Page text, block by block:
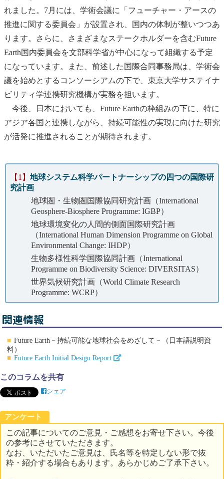
れました。7月には、学術会議に「フューチャー・アースの
推進に関する委員会」が設置され、国内の体制が整いつつあ
ります。さらに、さまざまなステークホルダーを含むFuture
Earth国内委員会を文部科学省が中心になって組織する予定
になっています。また、前述した国際合同事務局は、学術会
議を始めとするコンソーシアムの下で、東京大学サステイナ
ビリティ学連携研究機構が実務を担います。
今後、日本においても、Future Earthの枠組みの下に、特に
アジア各国と連携しながら、持続可能性の実現に向けた研究
が活発に推進されることが期待されます。
【1】 地球システム科学パートナーシップの四つの国際研
究計画
地球圏・生物圏国際協同研究計画（International
Geosphere-Biosphere Programme: IGBP）
地球環境変化の人間的側面国際研究計画
（International Human Dimension Programme on Global
Environmental Change: IHDP）
生物多様性科学国際協同計画（International
Programme on Biodiversity Science: DIVERSITAS）
世界気候研究計画（World Climate Research
Programme: WCRP）
関連情報
Future Earth－持続可能な地球社会をめざして－（日本語説明資
料）
Future Earth Initial Design Report
このコラムを共有
シェア
アンケート
この記事についてのご意見・ご感想をお寄せ下さい。今後
の参考にさせていただきます。
なお、いただいたご意見は、氏名等を特定しない形で抜
粋・紹介する場合もあります。あらかじめご了承下さい。